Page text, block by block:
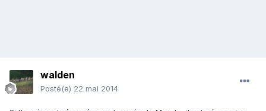
walden
Posté(e) 22 mai 2014